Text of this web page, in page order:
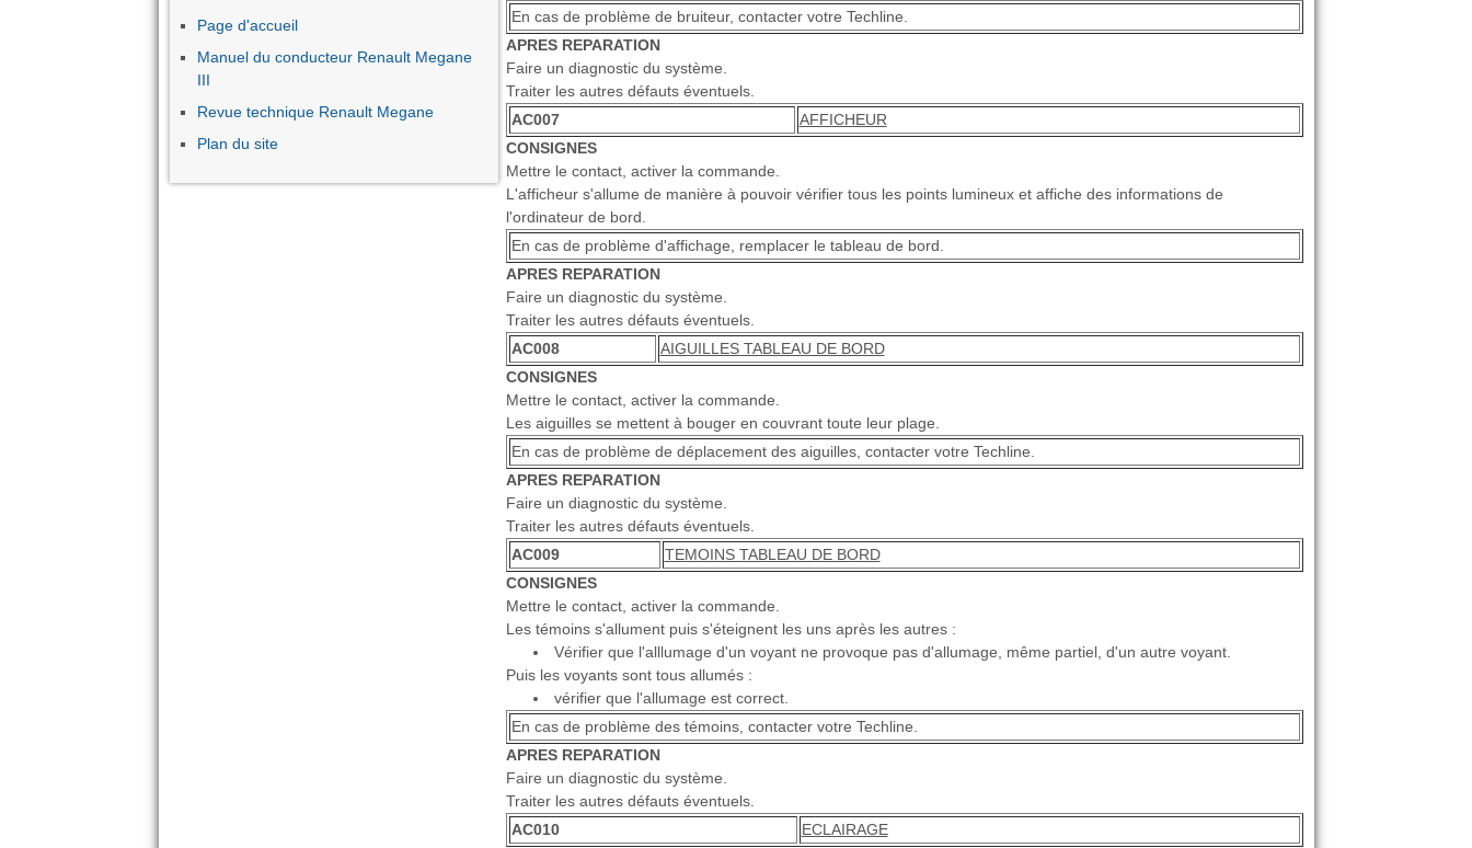
En cas de problème de bruiteur, contacter votre Techline.
APRES REPARATION
Faire un diagnostic du système.
Traiter les autres défauts éventuels.
AC007
AFFICHEUR
CONSIGNES
Mettre le contact, activer la commande.
L'afficheur s'allume de manière à pouvoir vérifier tous les points lumineux et affiche des informations de
l'ordinateur de bord.
En cas de problème d'affichage, remplacer le tableau de bord.
APRES REPARATION
Faire un diagnostic du système.
Traiter les autres défauts éventuels.
AC008
AIGUILLES TABLEAU DE BORD
CONSIGNES
Mettre le contact, activer la commande.
Les aiguilles se mettent à bouger en couvrant toute leur plage.
En cas de problème de déplacement des aiguilles, contacter votre Techline.
APRES REPARATION
Faire un diagnostic du système.
Traiter les autres défauts éventuels.
AC009
TEMOINS TABLEAU DE BORD
CONSIGNES
Mettre le contact, activer la commande.
Les témoins s'allument puis s'éteignent les uns après les autres :
Vérifier que l'alllumage d'un voyant ne provoque pas d'allumage, même partiel, d'un autre voyant.
Puis les voyants sont tous allumés :
vérifier que l'allumage est correct.
En cas de problème des témoins, contacter votre Techline.
APRES REPARATION
Faire un diagnostic du système.
Traiter les autres défauts éventuels.
AC010
ECLAIRAGE
Page d'accueil
Manuel du conducteur Renault Megane
III
Revue technique Renault Megane
Plan du site